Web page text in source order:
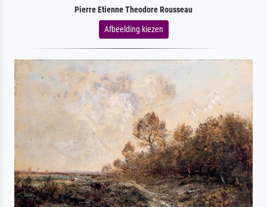
Pierre Etienne Theodore Rousseau
Afbeelding kiezen